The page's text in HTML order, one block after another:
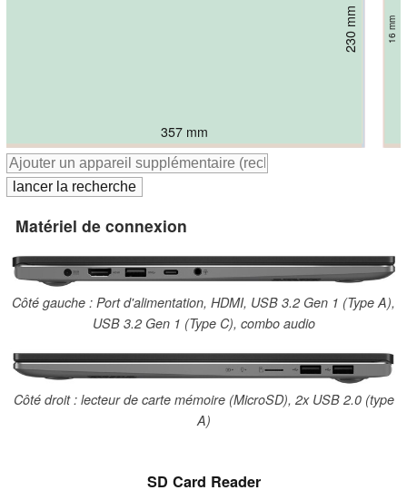
360.2 mm
234 mm 17.9 mm
359.8 mm
233.8 mm 16.1 mm
358 mm
230 mm 17 mm
357 mm
234 mm 17 mm
357 mm
230 mm 16 mm
Matériel de connexion
Côté gauche : Port d'alimentation, HDMI, USB 3.2 Gen 1 (Type A),
USB 3.2 Gen 1 (Type C), combo audio
Côté droit : lecteur de carte mémoire (MicroSD), 2x USB 2.0 (type
A)
SD Card Reader